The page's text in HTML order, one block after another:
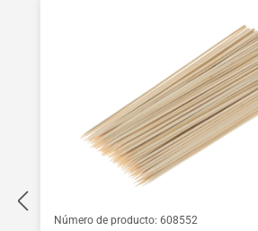
Número de producto: 608552